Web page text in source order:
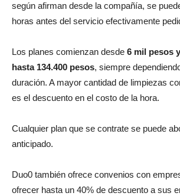
según afirman desde la compañía, se
horas antes del servicio efectivamente
Los planes comienzan desde 6 mil pesos
hasta 134.400 pesos, siempre
duración. A mayor cantidad de limpiezas
es el descuento en el costo de la hora.
Cualquier plan que se contrate se puede
anticipado.
Duo0 también ofrece convenios con
ofrecer hasta un 40% de descuento a sus